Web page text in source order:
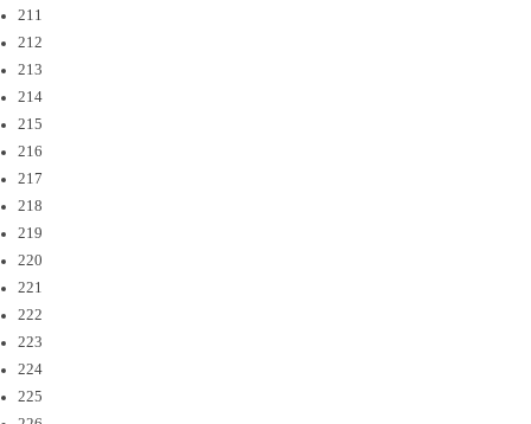
211
212
213
214
215
216
217
218
219
220
221
222
223
224
225